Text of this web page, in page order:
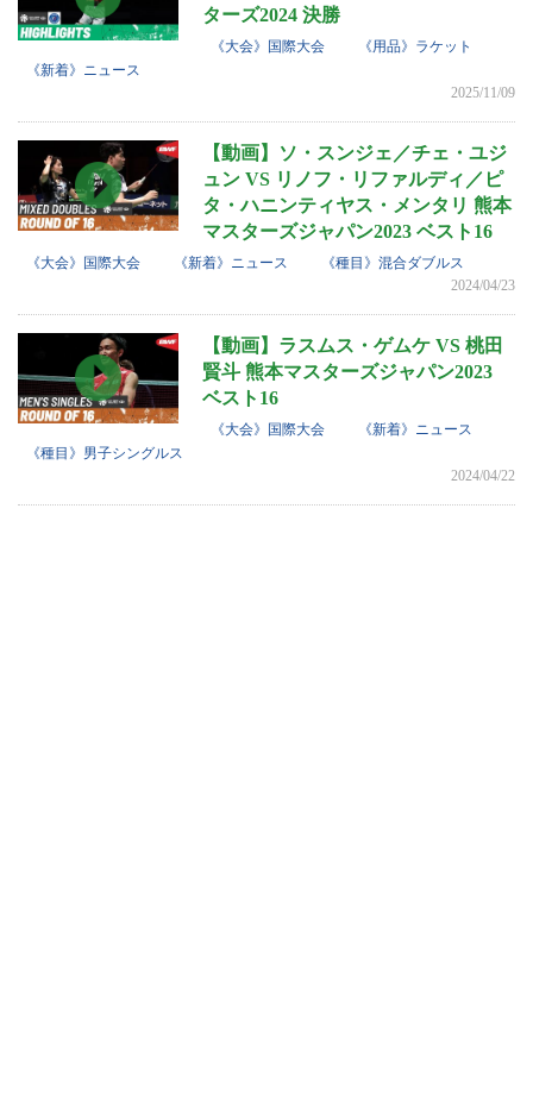
ターズ2024 決勝
《大会》国際大会
《用品》ラケット
《新着》ニュース
2025/11/09
【動画】ソ・スンジェ／チェ・ユジ
ュン VS リノフ・リファルディ／ピ
タ・ハニンティヤス・メンタリ 熊本
マスターズジャパン2023 ベスト16
《大会》国際大会 《新着》ニュース
《種目》混合ダブルス
2024/04/23
【動画】ラスムス・ゲムケ VS 桃田
賢斗 熊本マスターズジャパン2023
ベスト16
《大会》国際大会
《新着》ニュース
《種目》男子シングルス
2024/04/22